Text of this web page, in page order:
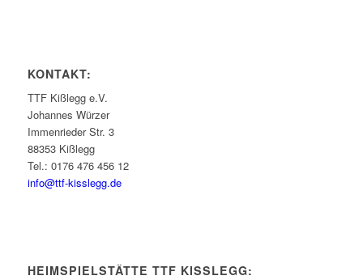
KONTAKT:
TTF Kißlegg e.V.
Johannes Würzer
Immenrieder Str. 3
88353 Kißlegg
Tel.: 0176 476 456 12
info@ttf-kisslegg.de
HEIMSPIELSTÄTTE TTF KISSLEGG: